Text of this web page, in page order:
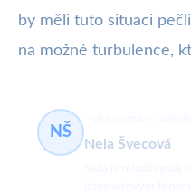
by měli tuto situaci
na možné turbulence,
NŠ
Nela Švecová